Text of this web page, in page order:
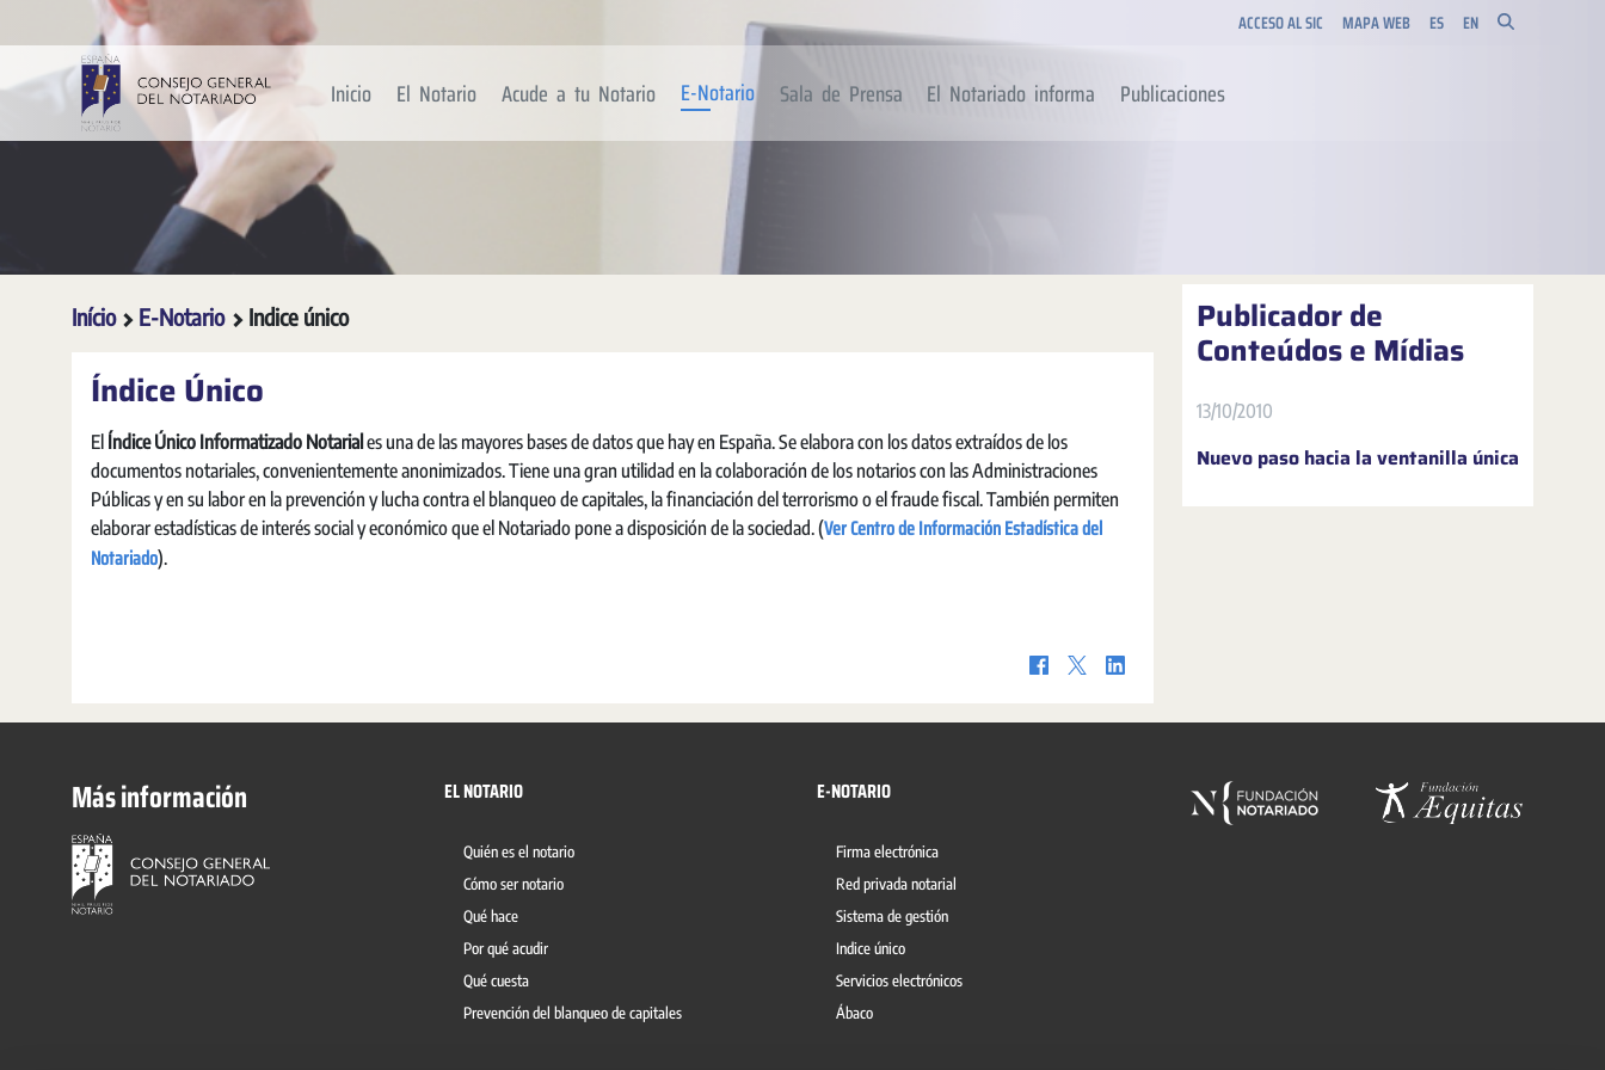
Pular para o Conteúdo principal ACCESO AL SIC MAPA WEB ES EN
Inicio El Notario Acude a tu Notario E-Notario Sala de Prensa El Notariado informa Publicaciones
Início E-Notario Indice único
Índice Único
El Índice Único Informatizado Notarial es una de las mayores bases de datos que hay en España. Se elabora con los datos extraídos de los
documentos notariales, convenientemente anonimizados. Tiene una gran utilidad en la colaboración de los notarios con las Administraciones
Públicas y en su labor en la prevención y lucha contra el blanqueo de capitales, la financiación del terrorismo o el fraude fiscal. También permiten
elaborar estadísticas de interés social y económico que el Notariado pone a disposición de la sociedad. (Ver Centro de Información Estadística del
Notariado).
Publicador de
Conteúdos e Mídias
13/10/2010
Nuevo paso hacia la ventanilla única
Más información EL NOTARIO
Quién es el notario
Cómo ser notario
Qué hace
Por qué acudir
Qué cuesta
Prevención del blanqueo de capitales
E-NOTARIO
Firma electrónica
Red privada notarial
Sistema de gestión
Indice único
Servicios electrónicos
Ábaco